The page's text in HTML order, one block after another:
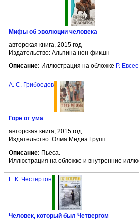
Мифы об эволюции человека
авторская книга, 2015 год
Издательство: Альпина нон-фикшн
Описание: Иллюстрация на обложке Р.
А. С. Грибоедов
Горе от ума
авторская книга, 2015 год
Издательство: Олма Медиа Групп
Описание: Пьеса.
Иллюстрация на обложке и внутренние
Г. К. Честертон
Человек, который был Четвергом